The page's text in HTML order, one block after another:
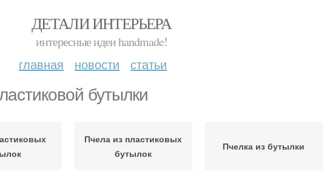
ДЕТАЛИ ИНТЕРЬЕРА
интересные идеи handmade!
главная новости статьи
бутылки
Пчела из пластиковых
бутылок
Пчелка из бутылки